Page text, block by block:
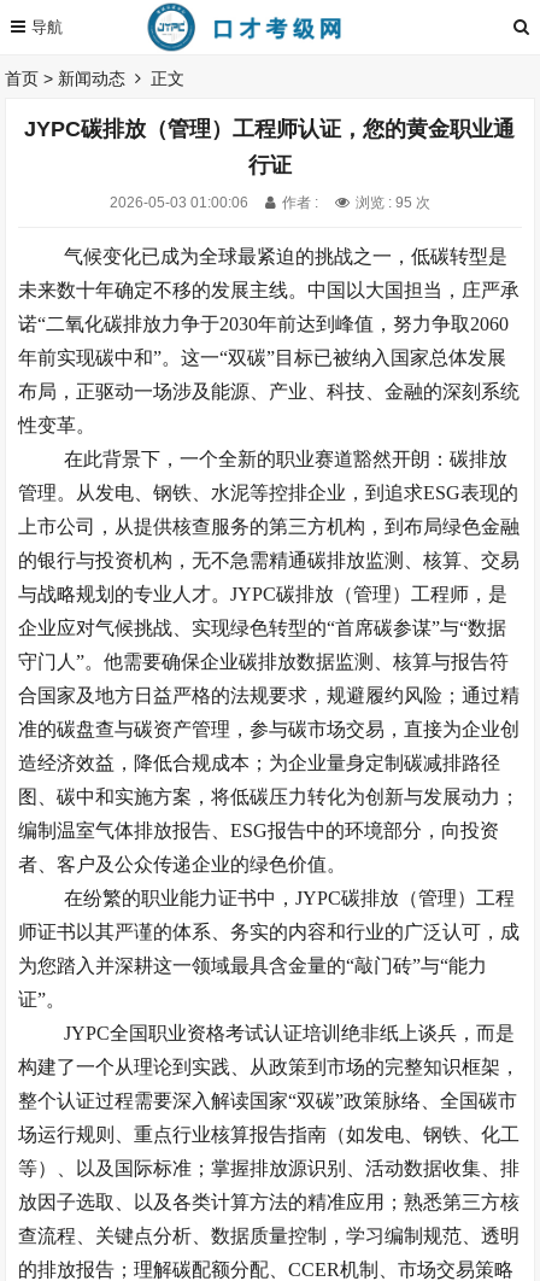
首页 > 新闻动态 正文
JYPC碳排放（管理）工程师认证，您的黄金职业通
行证
2026-05-03 01:00:06 作者 : 浏览 : 95 次
气候变化已成为全球最紧迫的挑战之一，低碳转型是
未来数十年确定不移的发展主线。中国以大国担当，庄严承
诺“二氧化碳排放力争于2030年前达到峰值，努力争取2060
年前实现碳中和”。这一“双碳”目标已被纳入国家总体发展
布局，正驱动一场涉及能源、产业、科技、金融的深刻系统
性变革。
在此背景下，一个全新的职业赛道豁然开朗：碳排放
管理。从发电、钢铁、水泥等控排企业，到追求ESG表现的
上市公司，从提供核查服务的第三方机构，到布局绿色金融
的银行与投资机构，无不急需精通碳排放监测、核算、交易
与战略规划的专业人才。JYPC碳排放（管理）工程师，是
企业应对气候挑战、实现绿色转型的“首席碳参谋”与“数据
守门人”。他需要确保企业碳排放数据监测、核算与报告符
合国家及地方日益严格的法规要求，规避履约风险；通过精
准的碳盘查与碳资产管理，参与碳市场交易，直接为企业创
造经济效益，降低合规成本；为企业量身定制碳减排路径
图、碳中和实施方案，将低碳压力转化为创新与发展动力；
编制温室气体排放报告、ESG报告中的环境部分，向投资
者、客户及公众传递企业的绿色价值。
在纷繁的职业能力证书中， JYPC碳排放（管理）工程
师证书以其严谨的体系、务实的内容和行业的广泛认可，成
为您踏入并深耕这一领域最具含金量的“敲门砖”与“能力
证”。
JYPC全国职业资格考试认证培训绝非纸上谈兵，而是
构建了一个从理论到实践、从政策到市场的完整知识框架，
整个认证过程需要深入解读国家“双碳”政策脉络、全国碳市
场运行规则、重点行业核算报告指南（如发电、钢铁、化工
等）、以及国际标准；掌握排放源识别、活动数据收集、排
放因子选取、以及各类计算方法的精准应用；熟悉第三方核
查流程、关键点分析、数据质量控制，学习编制规范、透明
的排放报告；理解碳配额分配、CCER机制、市场交易策略